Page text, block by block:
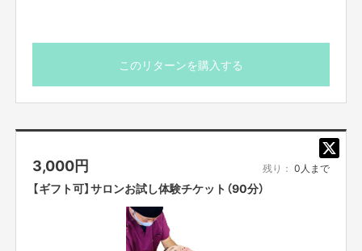
このプロジェクトのもう一つの目的
また、今回のプロジェクトの主目的は
プペル電柱広告を設置することですが、
12月に上映される映画『えんとつ町のプペル』を
▶︎野口久美さんのHPはこちら
https://linktr.ee/kuminoguchi.mirii
アートと言葉を通して、自らの声に気付き、素直に生きる
ことで、ご縁ある人や空間たちが自分全開の光の波紋を広
げ、ひとりひとりの命がより輝く世界をビジョンに描いて
アートで描く『光結曼荼羅（みゆいまんだら）』は、あなたの
このリターンを購入する
3,000円 残り： 0人まで
【ギフト可】サロンお試し体験チケット（90分）